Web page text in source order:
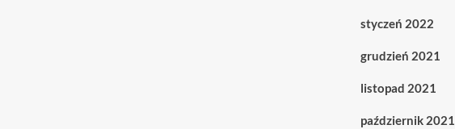
styczeń 2022
grudzień 2021
listopad 2021
październik 2021